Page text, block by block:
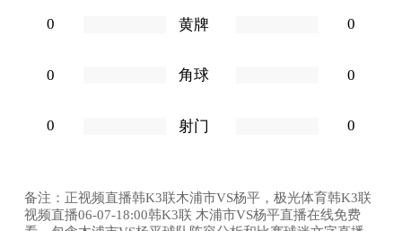
0 黄牌 0
0 角球 0
0 射门 0
备注：正视频直播韩K3联木浦市VS杨平，极光体育韩K3联
视频直播06-07-18:00韩K3联 木浦市VS杨平直播在线免费